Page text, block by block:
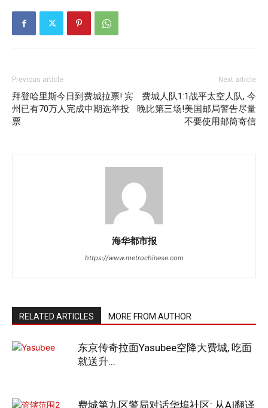
Previous article
拜登哈里斯今日到费城拉票! 宾
州已有70万人完成中期选举投
票
Next article
费城人队1:1战平太空人队, 今
晚比第三场!美国邮局警告尽量
不要使用邮筒寄信
海华都市报
https://www.metrochinese.com
RELATED ARTICLES MORE FROM AUTHOR
东京传奇拉面Yasubee空降大费城, 吃面
就送升...
费城第九区警局对话华埠社区: 从AI翻译